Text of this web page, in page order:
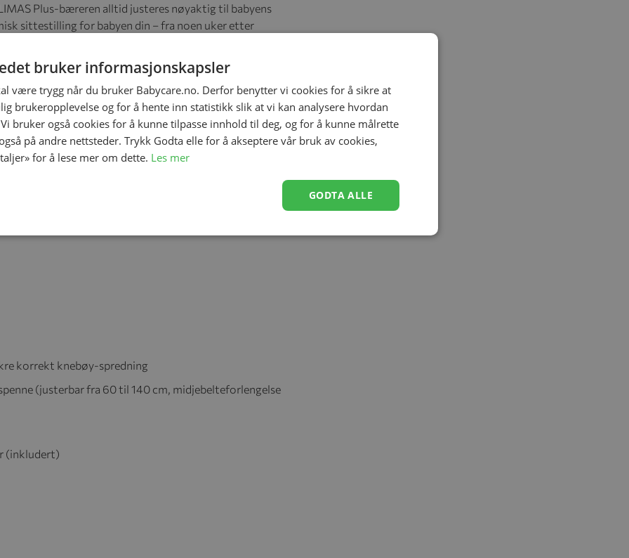
Plus-bæreren alltid justeres nøyaktig til babyens
sittestilling for babyen din – fra noen uker etter
brukervennlighet. Takket være skulderstroppene, som
jevnt over hoftene og ryggen, noe som gjør den
Mellom disse to lagene med materiale er det
i om nødvendig.
på ryggen eller på hoften, noe som gir deg maksimal
hjelp av poppers, noe som gjør det veldig enkelt å
avhengig av humøret og antrekket ditt.
korrekt knebøy-spredning
(justerbar fra 60 til 140 cm, midjebelteforlengelse
(inkludert)
bruker informasjonskapsler
være trygg når du bruker Babycare.no. Derfor benytter vi cookies for å sikre at
brukeropplevelse og for å hente inn statistikk slik at vi kan analysere hvordan
bruker også cookies for å kunne tilpasse innhold til deg, og for å kunne målrette
på andre nettsteder. Trykk Godta elle for å akseptere vår bruk av cookies,
for å lese mer om dette. Les mer
GODTA ALLE